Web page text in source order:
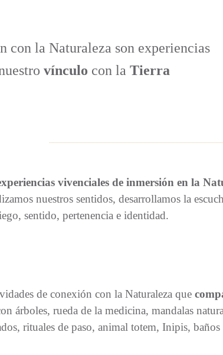
con la Naturaleza son experiencias
vínculo con la Tierra
vivenciales de inmersión en la
nuestros sentidos, desarrollamos la
sentido, pertenencia e identidad.
de conexión con la Naturaleza que
árboles, rueda de la medicina, mandalas
rituales de paso, animal totem, Inipis,